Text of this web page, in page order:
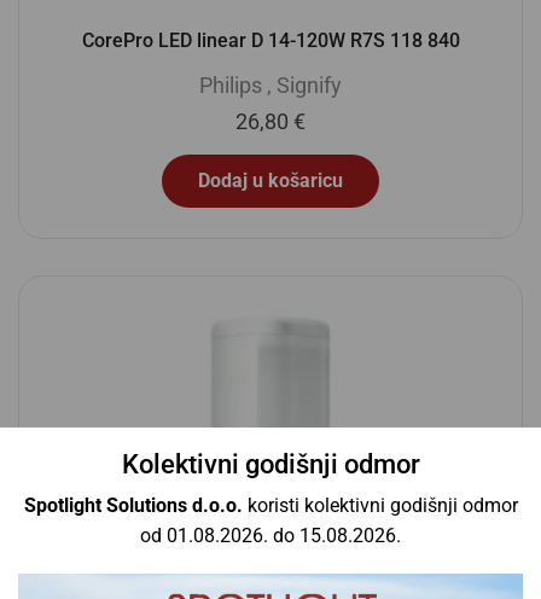
Kolektivni godišnji odmor
Spotlight Solutions d.o.o. koristi kolektivni godišnji odmor
od 01.08.2026. do 15.08.2026.
CorePro LED linear D 14-120W R7S 118 840
Philips , Signify
26,80 €
Dodaj u košaricu